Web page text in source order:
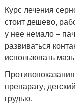
Курс лечения
стоит дешево,
у нее немало –
развиваться
использовать
препарату,
грудью.